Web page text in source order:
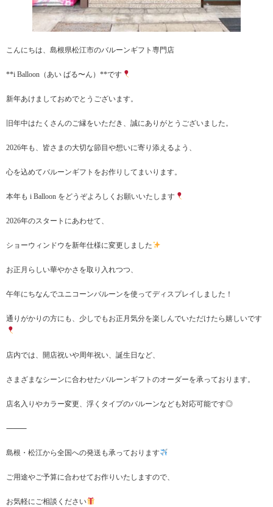
こんにちは、島根県松江市のバルーンギフト専門店
**i Balloon（あい ばる〜ん）**です
新年あけましておめでとうございます。
旧年中はたくさんのご縁をいただき、誠にありがとうございました。
2026年も、皆さまの大切な節目や想いに寄り添えるよう、
心を込めてバルーンギフトをお作りしてまいります。
本年も i Balloon をどうぞよろしくお願いいたします
2026年のスタートにあわせて、
ショーウィンドウを新年仕様に変更しました
お正月らしい華やかさを取り入れつつ、
午年にちなんでユニコーンバルーンを使ってディスプレイしました！
通りがかりの方にも、少しでもお正月気分を楽しんでいただけたら嬉しいです
店内では、開店祝いや周年祝い、誕生日など、
さまざまなシーンに合わせたバルーンギフトのオーダーを承っております。
店名入りやカラー変更、浮くタイプのバルーンなども対応可能です◎
⸻
島根・松江から全国への発送も承っております
ご用途やご予算に合わせてお作りいたしますので、
お気軽にご相談ください